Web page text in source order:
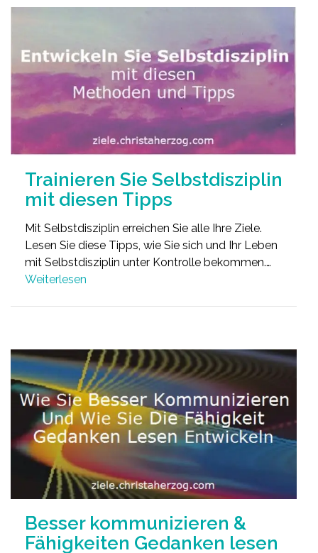
Trainieren Sie Selbstdisziplin
mit diesen Tipps
Mit Selbstdisziplin erreichen Sie alle Ihre Ziele.
Lesen Sie diese Tipps, wie Sie sich und Ihr Leben
mit Selbstdisziplin unter Kontrolle bekommen.…
Weiterlesen
Besser kommunizieren &
Fähigkeiten Gedanken lesen